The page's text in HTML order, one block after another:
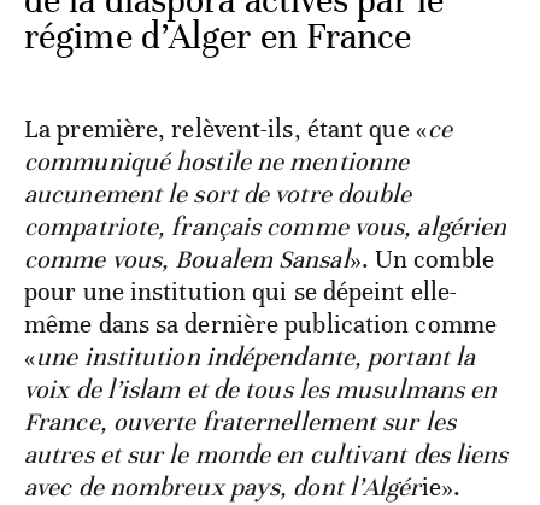
régime d’Alger en France
La première, relèvent-ils, étant que «ce
communiqué hostile ne mentionne
aucunement le sort de votre double
compatriote, français comme vous, algérien
comme vous, Boualem Sansal». Un comble
pour une institution qui se dépeint elle-
même dans sa dernière publication comme
«une institution indépendante, portant la
voix de l’islam et de tous les musulmans en
France, ouverte fraternellement sur les
autres et sur le monde en cultivant des liens
avec de nombreux pays, dont l’Algérie».